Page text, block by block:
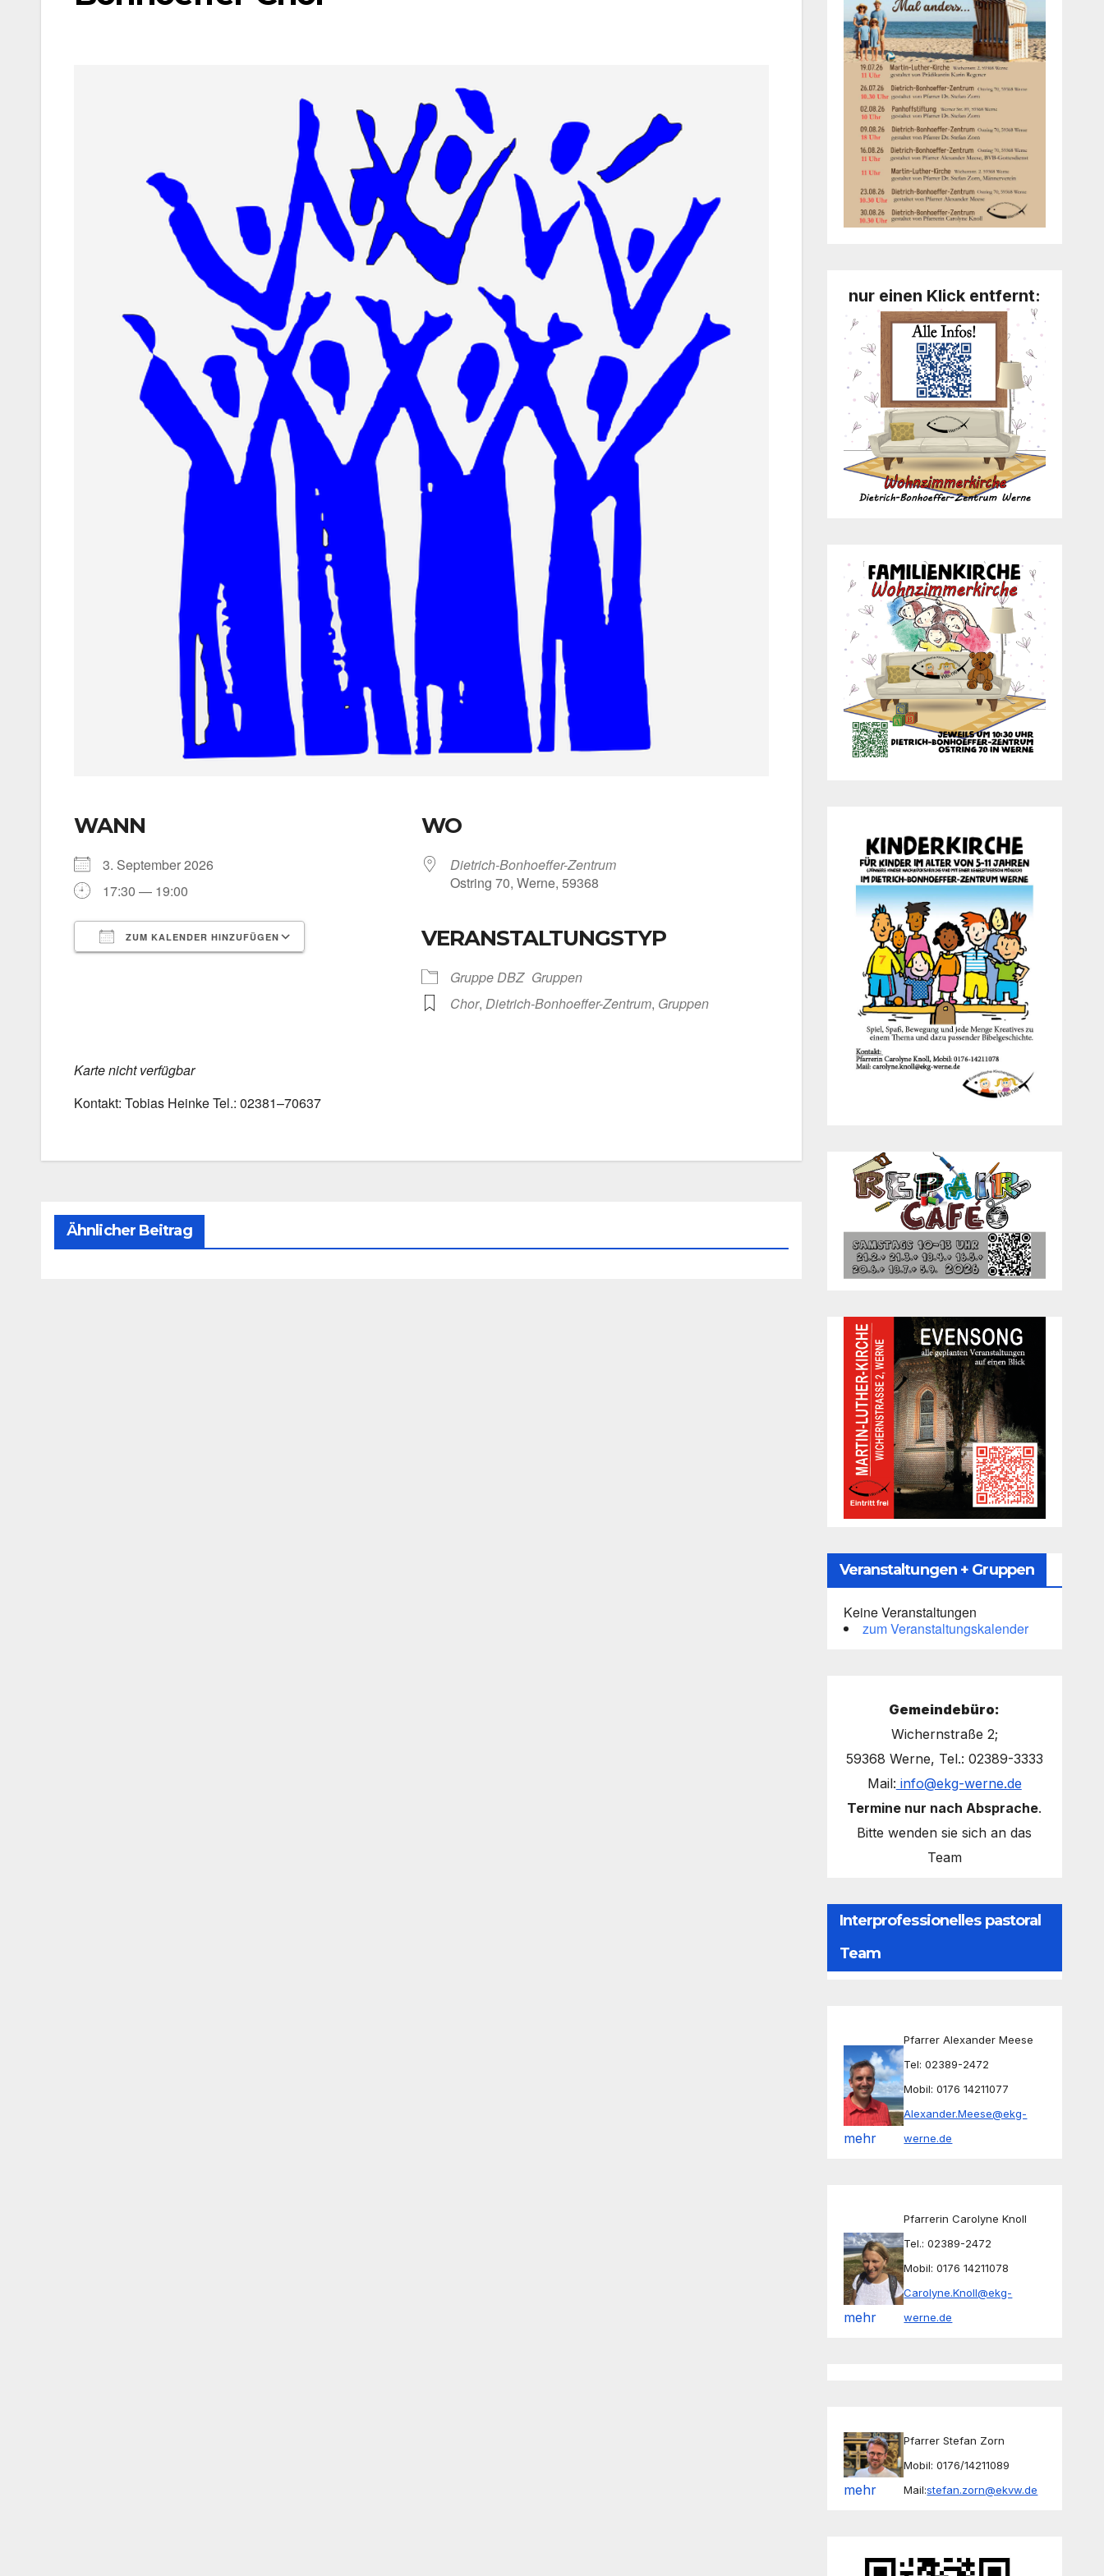
WANN
3. Sep­tem­ber 2026
17:30 — 19:00
ZUM KALENDER HINZUFÜGEN
Out­look Live
WO
Dietrich-Bonhoeffer-Zentrum
Ost­ring 70, Wer­ne, 59368
VERANSTALTUNGSTYP
Grup­pe DBZ Grup­pen
Chor, Dietrich-Bonhoeffer-Zentrum, Grup­pen
Kar­te nicht ver­füg­bar
Kon­takt: Tobi­as Hein­ke Tel.: 02381–70637
Ähnlicher Beitrag
nur einen Klick entfernt:
Veranstaltungen + Gruppen
Keine Veranstaltungen
zum Veranstaltungskalender
Gemeindebüro:
Wichernstraße 2;
59368 Werne, Tel.: 02389-3333
Mail: info@ekg-werne.de
Termine nur nach Absprache.
Bitte wenden sie sich an das
Team
Interprofessionelles pastoral
Team
mehr
Pfarrer Alexander Meese
Tel: 02389-2472
Mobil: 0176 14211077
Alexander.Meese@ekg-
werne.de
mehr
Pfarrerin Carolyne Knoll
Tel.: 02389-2472
Mobil: 0176 14211078
Carolyne.Knoll@ekg-
werne.de
mehr
Pfarrer Stefan Zorn
Mobil: 0176/14211089
Mail:stefan.zorn@ekvw.de